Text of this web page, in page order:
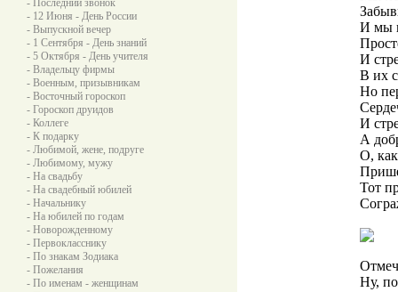
- Последний звонок
- 12 Июня - День России
- Выпускной вечер
- 1 Сентября - День знаний
- 5 Октября - День учителя
- Владельцу фирмы
- Военным, призывникам
- Восточный гороскоп
- Гороскоп друидов
- Коллеге
- К подарку
- Любимой, жене, подруге
- Любимому, мужу
- На свадьбу
- На свадебный юбилей
- Начальнику
- На юбилей по годам
- Новорожденному
- Первокласснику
- По знакам Зодиака
- Пожелания
- По именам - женщинам
И мы
И
В их
Но
И
А
О,
Тот
Ну,